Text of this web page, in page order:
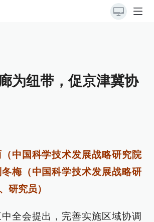
为纽带，促京津冀协
中国科学技术发展战略研究院
梅（中国科学技术发展战略研
研究员）
全会提出，完善实施区域协调